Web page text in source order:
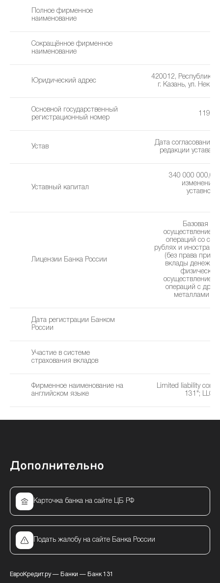
Полное фирменное
наименование
Сокращённое фирменное
наименование
Юридический адрес
420012, Республика
г. Казань, ул.
Основной государственный
регистрационный номер
Устав
Дата согласования
редакции устава:
Уставный капитал
340 000 000,00
изменения
уставного
Лицензии Банка России
Базовая
осуществление
операций со
рублях и
(без права
вклады
осуществление
операций с
металлами
Дата регистрации Банком
России
Участие в системе
страхования вкладов
Фирменное наименование на
английском языке
Limited liability
131"; LLC
Дополнительно
Карточка банка на сайте ЦБ РФ
Подать жалобу на сайте Банка России
ЕвроКредит.ру— Банки — Банк 131